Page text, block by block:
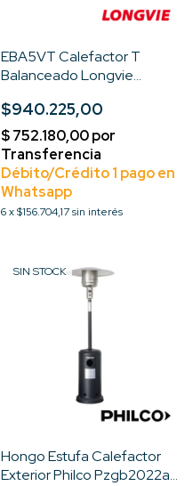
EBA5VT Calefactor T
Balanceado Longvie
$940.225,00
6x$156.704,17sin interés
SIN STOCK
Hongo Estufa Calefactor
Exterior Philco Pzgb2022ap